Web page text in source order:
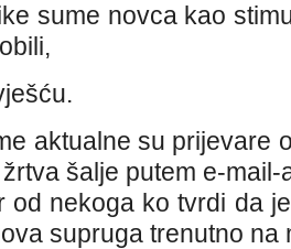
sume novca kao
aktualne su prijevare
šalje putem e-
od nekoga ko tvrdi da
supruga trenutno